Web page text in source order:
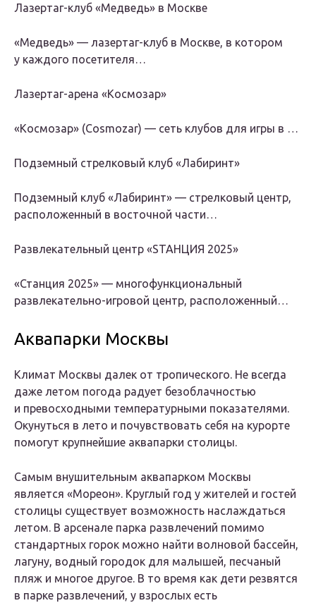
Лазертаг-клуб «Медведь» в Москве
«Медведь» — лазертаг-клуб в Москве, в котором
у каждого посетителя…
Лазертаг-арена «Космозар»
«Космозар» (Cosmozar) — сеть клубов для игры в …
Подземный стрелковый клуб «Лабиринт»
Подземный клуб «Лабиринт» — стрелковый центр,
расположенный в восточной части…
Развлекательный центр «SТАНЦИЯ 2025»
«Станция 2025» — многофункциональный
развлекательно-игровой центр, расположенный…
Аквапарки Москвы
Климат Москвы далек от тропического. Не всегда
даже летом погода радует безоблачностью
и превосходными температурными показателями.
Окунуться в лето и почувствовать себя на курорте
помогут крупнейшие аквапарки столицы.
Самым внушительным аквапарком Москвы
является «Мореон». Круглый год у жителей и гостей
столицы существует возможность наслаждаться
летом. В арсенале парка развлечений помимо
стандартных горок можно найти волновой бассейн,
лагуну, водный городок для малышей, песчаный
пляж и многое другое. В то время как дети резвятся
в парке развлечений, у взрослых есть